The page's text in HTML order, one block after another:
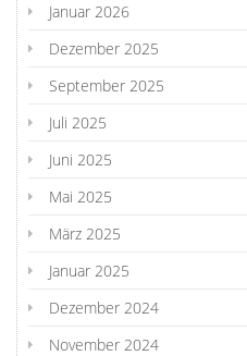
Januar 2026
Dezember 2025
September 2025
Juli 2025
Juni 2025
Mai 2025
März 2025
Januar 2025
Dezember 2024
November 2024